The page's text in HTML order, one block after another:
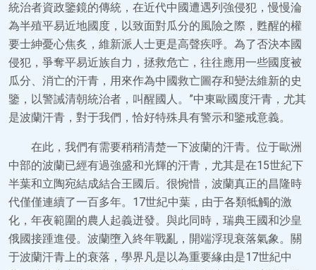
統治者資政鑒鏡的傳統，在近代中國遭遇列強侵犯，慢慢淪
為半殖平易近地國度，以致面對瓜分的風險之際，甦醒的權
要士紳憂心焦炙，維新派人士更是高聲疾呼。為了否決本國
侵犯，爭奪平易近族自力，拯救危亡，往往應用一些國度被
瓜分、消亡的汗青，用來作為中國救亡圖存和變法維新的史
鑒，以警誡清朝統治者，叫醒國人。”中東歐國度汗青，尤其
是波蘭汗青，對于我們，恰好特殊具有警示和鑒戒意義。
在此，我們有需要稍稍清楚一下波蘭的汗青。位于歐洲
中部的波蘭已經有過強盛和光輝的汗青，尤其是在15世紀下
半葉和立陶宛結成結合王國后。很惋惜，波蘭真正的昌隆時
代僅僅連續了一百多年。17世紀中葉，由于各類牴觸的激
化，年夜範圍的農人起義迸發。與此同時，瑞典王國和沙皇
俄國接踵進侵。波蘭墮入終年戰亂，開端浮現衰落氣象。關
于波蘭汗青上的衰落，學界凡是以為重要緣由是17世紀中